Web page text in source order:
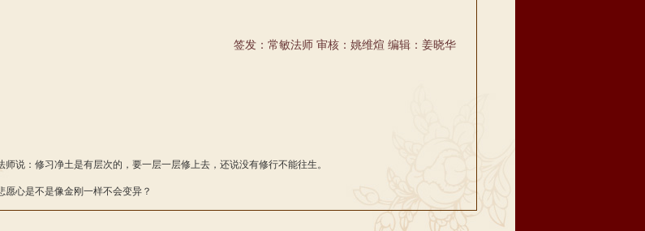
签发：常敏法师 审核：姚维煊 编辑：姜晓华
师说：修习净土是有层次的，要一层一层修上去，还说没有修行不能往生。
愿心是不是像金刚一样不会变异？